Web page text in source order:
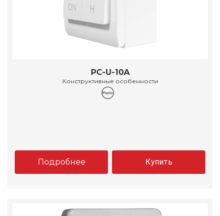
PC-U-10A
Конструктивные особенности
Подробнее Купить